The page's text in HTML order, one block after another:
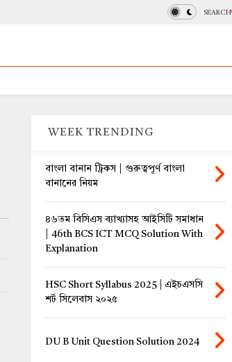
SEARCH
WEEK TRENDING
বাংলা বানান ট্রিকস | গুরুত্বপূর্ণ বাংলা
বানানের নিয়ম
৪৬তম বিসিএস ব্যাখ্যাসহ আইসিটি সমাধান
| 46th BCS ICT MCQ Solution With
Explanation
HSC Short Syllabus 2025 | এইচএসসি
শর্ট সিলেবাস ২০২৫
DU B Unit Question Solution 2024